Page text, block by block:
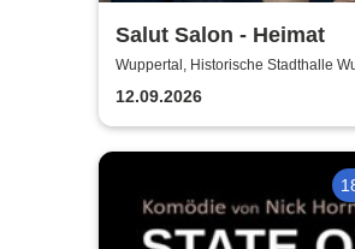
Salut Salon - Heimat
Wuppertal, Historische Stadthalle
12.09.2026